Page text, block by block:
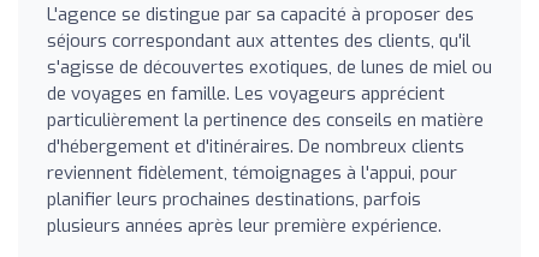
L'agence se distingue par sa capacité à proposer des
séjours correspondant aux attentes des clients, qu'il
s'agisse de découvertes exotiques, de lunes de miel ou
de voyages en famille. Les voyageurs apprécient
particulièrement la pertinence des conseils en matière
d'hébergement et d'itinéraires. De nombreux clients
reviennent fidèlement, témoignages à l'appui, pour
planifier leurs prochaines destinations, parfois
plusieurs années après leur première expérience.